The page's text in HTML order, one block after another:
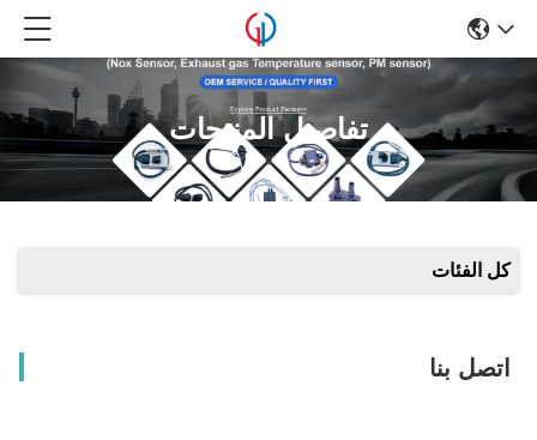
تفاصيل المنتجات
كل الفئات
اتصل بنا